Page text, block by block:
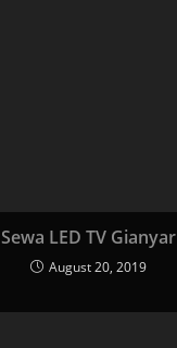
Sewa LED TV Gianyar
August 20, 2019